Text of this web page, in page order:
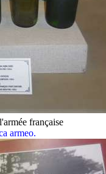
française
armeo.